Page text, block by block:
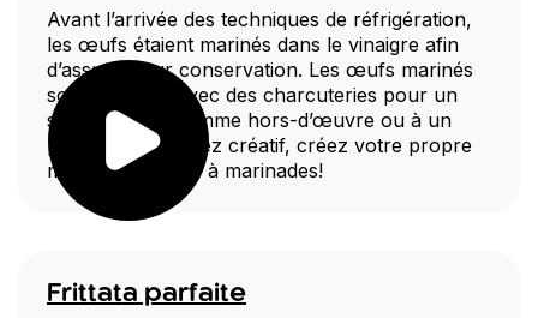
Avant l’arrivée des techniques de réfrigération,
les œufs étaient marinés dans le vinaigre afin
d’assurer leur conservation. Les œufs marinés
sont délicieux avec des charcuteries pour un
souper léger, comme hors-d’œuvre ou à un
pique-nique. Soyez créatif, créez votre propre
mélange d’épices à marinades!
Frittata parfaite